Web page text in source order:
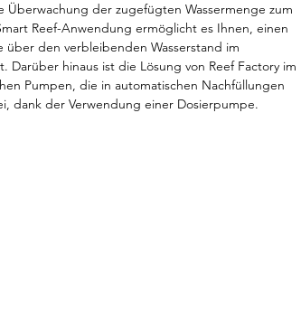
Überwachung der zugefügten Wassermenge zum
Reef-Anwendung ermöglicht es Ihnen, einen
über den verbleibenden Wasserstand im
Darüber hinaus ist die Lösung von Reef Factory im
Pumpen, die in automatischen Nachfüllungen
dank der Verwendung einer Dosierpumpe.